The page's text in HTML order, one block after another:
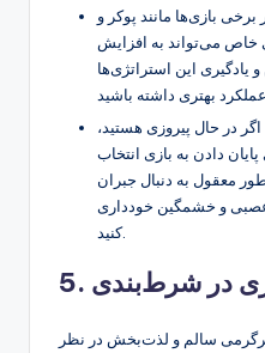
برخی بازی‌ها مانند پوکر و
خاص می‌تواند به افزایش
این استراتژی‌ها
اگر در حال پیروزی هستید،
دادن به بازی انتخاب
معقول به دنبال جبران
عصبی و خشمگین خودداری
کنید.
در شرط‌بندی
سالم و لذت‌بخش در نظر